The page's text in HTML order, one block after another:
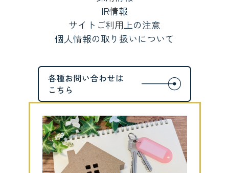
IR情報
サイトご利用上の注意
個人情報の取り扱いについて